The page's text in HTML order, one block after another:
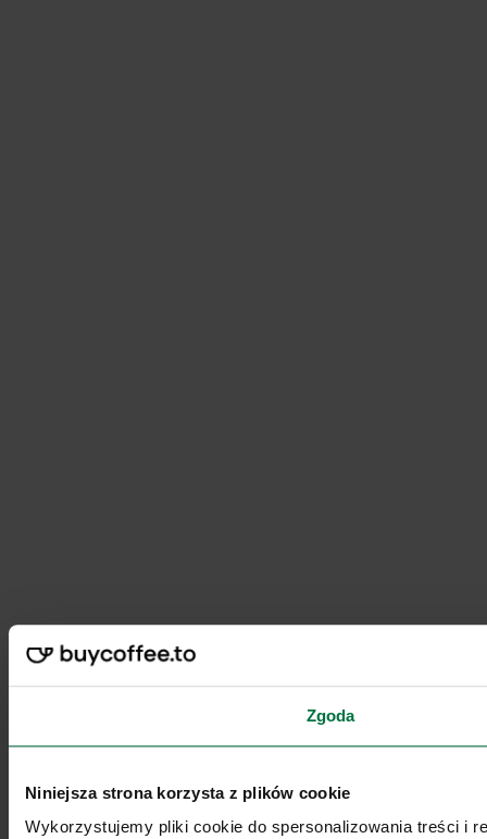
Zgoda
Niniejsza strona korzysta z plików cookie
Wykorzystujemy pliki cookie do spersonalizowania treści i